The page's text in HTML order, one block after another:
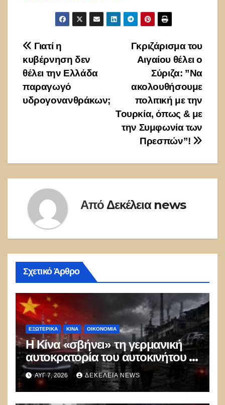
Πλοήγηση
άρθρων
Γκριζάρισμα του
Αιγαίου θέλει ο
Σύριζα: ”Να
ακολουθήσουμε
πολιτική με την
Τουρκία, όπως & με
την Συμφωνία των
Πρεσπών”!
Γιατί η
κυβέρνηση δεν
θέλει την Ελλάδα
παραγωγό
υδρογονανθράκων;
Από Δεκέλεια news
Σχετικό Άρθρο
ΕΞΩΤΕΡΙΚΑ ΚΊΝΑ ΟΙΚΟΝΟΜΙΑ
Η Κίνα «σβήνει» τη γερμανική
αυτοκρατορία του αυτοκινήτου –
100.000 απολύσεις, λουκέτα και
πολιτικός πανικός
ΑΥΓ 7, 2026 ΔΕΚΈΛΕΙΑ NEWS